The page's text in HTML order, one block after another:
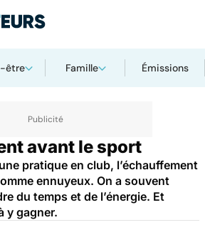
être Famille Émissions
Sport et santé
avant le sport
pratique en club, l’échauffement
ennuyeux. On a souvent
du temps et de l’énergie. Et
y gagner.